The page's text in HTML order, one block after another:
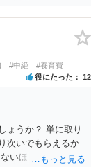
#中絶 #養育費
役にたった 12
ょうか？ 単に取り
次いでもらえるか
いほうがよいと思